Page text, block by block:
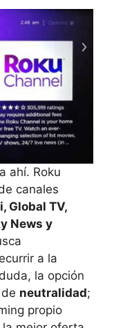
ahí. Roku
canales
Global TV,
News y
a la
la opción
neutralidad;
propio